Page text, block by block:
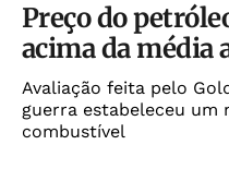
Preço do
acima da média
Avaliação feita pelo
guerra estabeleceu um
combustível